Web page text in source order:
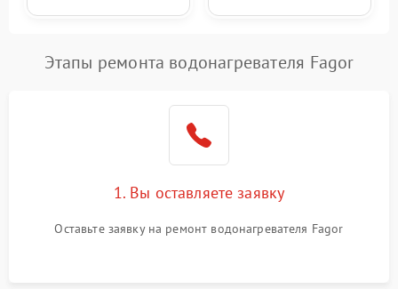
Этапы ремонта водонагревателя Fagor
1. Вы оставляете заявку
Оставьте заявку на ремонт водонагревателя Fagor